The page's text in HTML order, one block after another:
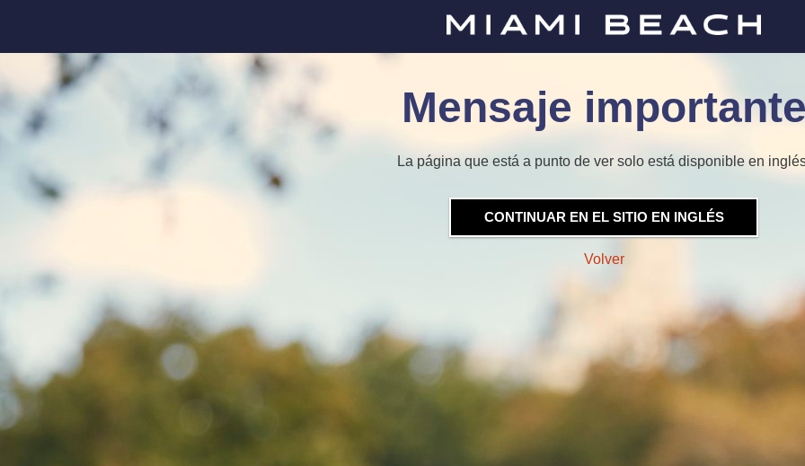
Mensaje
La página que está a punto de ver solo está disponible en
CONTINUAR EN EL SITIO EN INGLÉS
Volver